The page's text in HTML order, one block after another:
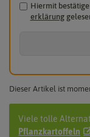
Hiermit bestätige
erklärung
Dieser Artikel ist
Viele tolle
Pflanzkartoffeln